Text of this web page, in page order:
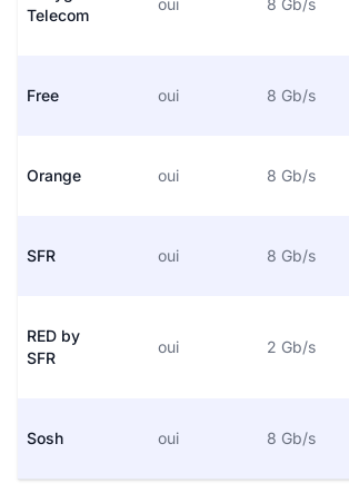
Telecom
oui 8 Gb/s
Free oui 8 Gb/s
Orange oui 8 Gb/s
SFR oui 8 Gb/s
RED by
SFR
oui 2 Gb/s
Sosh oui 8 Gb/s